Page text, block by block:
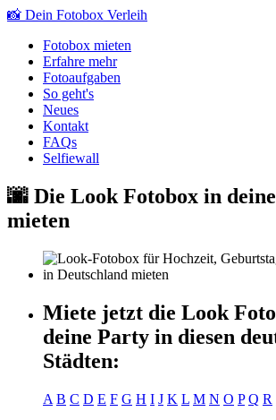
📸 Dein Fotobox Verleih
Fotobox mieten
Erfahre mehr
Fotoaufgaben
So geht's
Neues
Kontakt
FAQs
Selfiewall
🌆 Die Look Fotobox in
mieten
Miete jetzt die Look
deine Party in diesen
Städten:
A B C D E F G H I J K L M N O P Q R